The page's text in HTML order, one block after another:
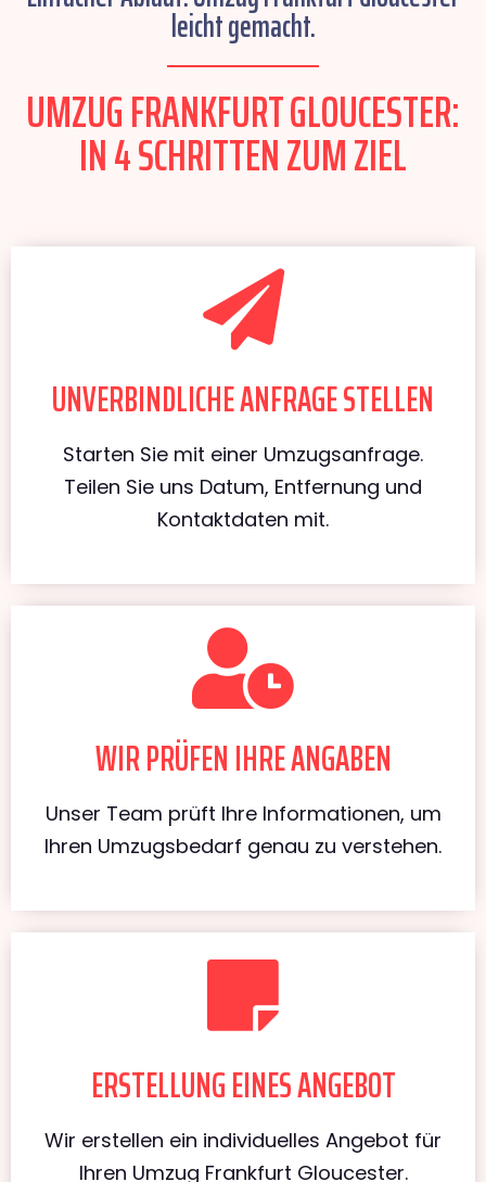
leicht gemacht.
UMZUG FRANKFURT GLOUCESTER:
IN 4 SCHRITTEN ZUM ZIEL
UNVERBINDLICHE ANFRAGE STELLEN
Starten Sie mit einer Umzugsanfrage.
Teilen Sie uns Datum, Entfernung und
Kontaktdaten mit.
WIR PRÜFEN IHRE ANGABEN
Unser Team prüft Ihre Informationen, um
Ihren Umzugsbedarf genau zu verstehen.
ERSTELLUNG EINES ANGEBOT
Wir erstellen ein individuelles Angebot für
Ihren Umzug Frankfurt Gloucester.